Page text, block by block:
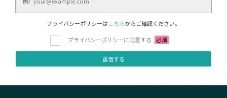
プライバシーポリシーはこちらからご確認ください。
プライバシーポリシーに同意する
必須